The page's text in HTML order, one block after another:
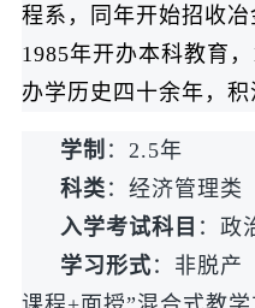
程系，同年开始招收冶
1985年开办本科教育
办学历史四十余年，积
学制 ：2.5年
科类 ：经济管理类
入学考试科目 ：政
学习形式 ：非脱产